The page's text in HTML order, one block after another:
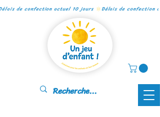
de confection actuel 10 jours